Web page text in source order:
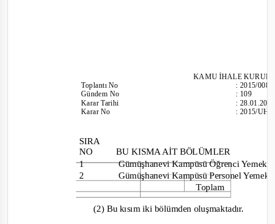
KAMU İHALE
ToplantıNo
Gündem No
Karar Tarihi
Karar No
:2015/008
: 109
:
:2015/
SIRA
NO
1
2
BU KISMA AİT BÖLÜMLER
Gümüşhanevi Kampüsü Öğrenci Yemek
Gümüşhanevi Kampüsü Personel Yemek
Toplam
(2) Bu kısım iki bölümden oluşmaktadır.